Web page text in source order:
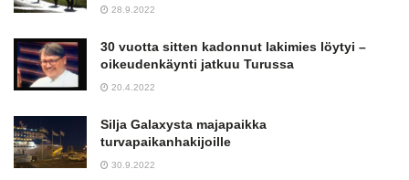
28.9.2022
30 vuotta sitten kadonnut lakimies löytyi –
oikeudenkäynti jatkuu Turussa
20.4.2022
Silja Galaxysta majapaikka
turvapaikanhakijoille
30.9.2022